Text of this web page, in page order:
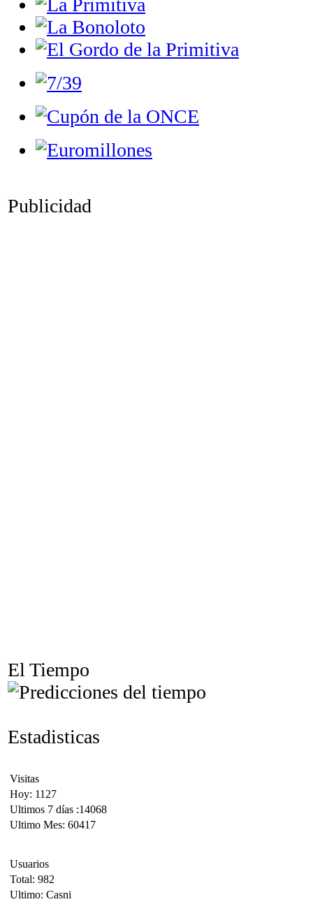
Publicidad
El Tiempo
Estadisticas
Visitas
Hoy: 1127
Ultimos 7 días :14068
Ultimo Mes: 60417
Usuarios
Total: 982
Ultimo: Casni